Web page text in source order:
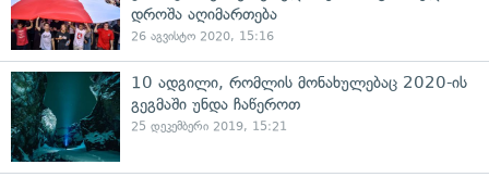
დროშა აღიმართება
26 აგვისტო 2020, 15:16
10 ადგილი, რომლის მონახულებაც 2020-ის
გეგმაში უნდა ჩაწეროთ
25 დეკემბერი 2019, 15:21